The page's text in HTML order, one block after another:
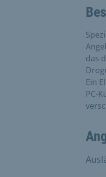
das
Ein
PC-